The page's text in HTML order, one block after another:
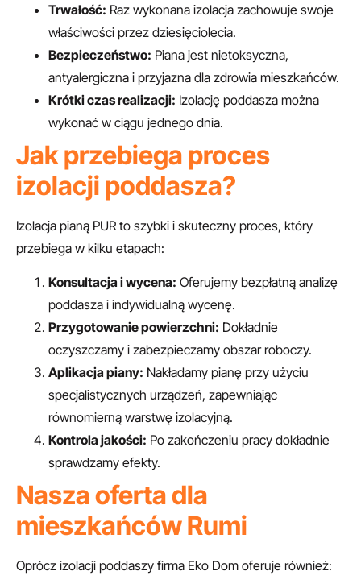
Trwałość: Raz wykonana izolacja zachowuje swoje
właściwości przez dziesięciolecia.
Bezpieczeństwo: Piana jest nietoksyczna,
antyalergiczna i przyjazna dla zdrowia mieszkańców.
Krótki czas realizacji: Izolację poddasza można
wykonać w ciągu jednego dnia.
Jak przebiega proces
izolacji poddasza?
Izolacja pianą PUR to szybki i skuteczny proces, który
przebiega w kilku etapach:
Konsultacja i wycena: Oferujemy bezpłatną analizę
poddasza i indywidualną wycenę.
Przygotowanie powierzchni: Dokładnie
oczyszczamy i zabezpieczamy obszar roboczy.
Aplikacja piany: Nakładamy pianę przy użyciu
specjalistycznych urządzeń, zapewniając
równomierną warstwę izolacyjną.
Kontrola jakości: Po zakończeniu pracy dokładnie
sprawdzamy efekty.
Nasza oferta dla
mieszkańców Rumi
Oprócz izolacji poddaszy firma Eko Dom oferuje również: